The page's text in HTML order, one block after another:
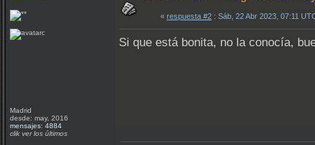
Madrid
desde: may, 2016
mensajes: 4884
clik ver los últimos
« respuesta #2 : Sáb, 22 Abr 2023, 07:11
Si que está bonita, no la conocía,